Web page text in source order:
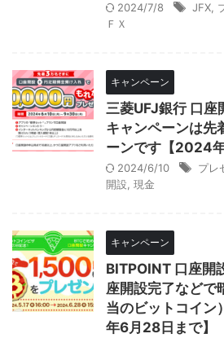
2024/7/8 JFX
ＦＸ
キャンペーン
三菱UFJ銀行 口座
キャンペーンは先
ーンです【2024
2024/6/10 プレ
開設 現金
キャンペーン
BITPOINT 口座開
座開設完了などで
当のビットコイ
年6月28日まで】